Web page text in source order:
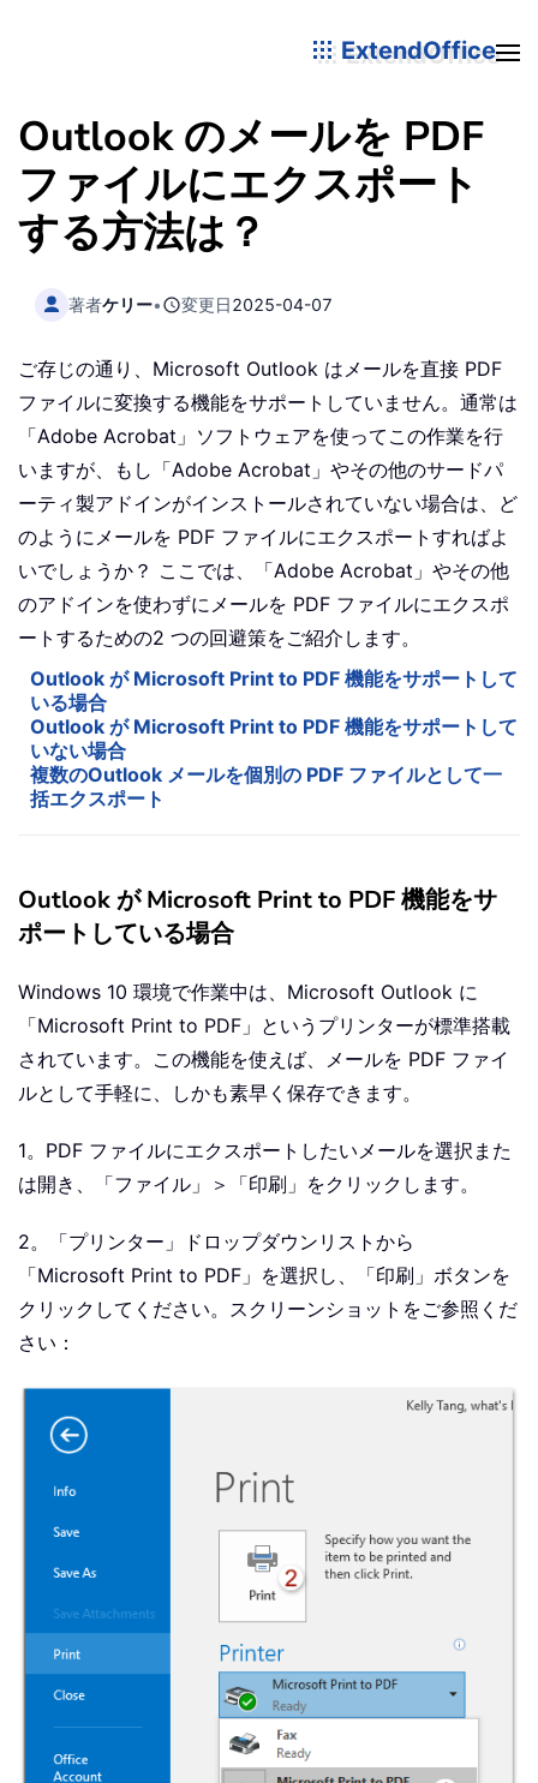
ExtendOffice
Outlook のメールを PDF
ファイルにエクスポート
する方法は？
著者ケリー• 変更日2025-04-07
ご存じの通り、Microsoft Outlook はメールを直接 PDF
ファイルに変換する機能をサポートしていません。通常は
「Adobe Acrobat」ソフトウェアを使ってこの作業を行
いますが、もし「Adobe Acrobat」やその他のサードパ
ーティ製アドインがインストールされていない場合は、ど
のようにメールを PDF ファイルにエクスポートすればよ
いでしょうか？ ここでは、「Adobe Acrobat」やその他
のアドインを使わずにメールを PDF ファイルにエクスポ
ートするための2 つの回避策をご紹介します。
Outlook が Microsoft Print to PDF 機能をサポートして
いる場合
Outlook が Microsoft Print to PDF 機能をサポートして
いない場合
複数のOutlook メールを個別の PDF ファイルとして一
括エクスポート
Outlook が Microsoft Print to PDF 機能をサ
ポートしている場合
Windows 10 環境で作業中は、Microsoft Outlook に
「Microsoft Print to PDF」というプリンターが標準搭載
されています。この機能を使えば、メールを PDF ファイ
ルとして手軽に、しかも素早く保存できます。
1。PDF ファイルにエクスポートしたいメールを選択また
は開き、「ファイル」＞「印刷」をクリックします。
2。「プリンター」ドロップダウンリストから
「Microsoft Print to PDF」を選択し、「印刷」ボタンを
クリックしてください。スクリーンショットをご参照くだ
さい：